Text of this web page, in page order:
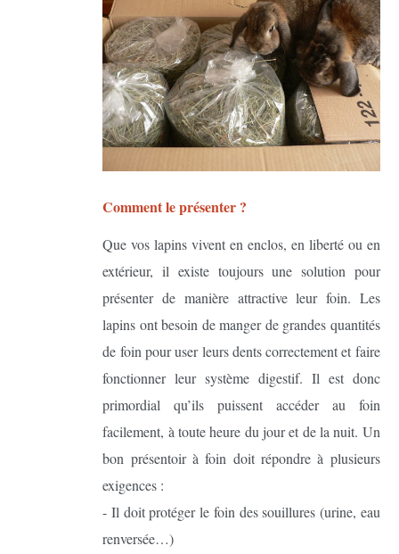
Comment le présenter ?
Que vos lapins vivent en enclos, en liberté ou en
extérieur, il existe toujours une solution pour
présenter de manière attractive leur foin. Les
lapins ont besoin de manger de grandes quantités
de foin pour user leurs dents correctement et faire
fonctionner leur système digestif. Il est donc
primordial qu’ils puissent accéder au foin
facilement, à toute heure du jour et de la nuit. Un
bon présentoir à foin doit répondre à plusieurs
exigences :
- Il doit protéger le foin des souillures (urine, eau
renversée…)